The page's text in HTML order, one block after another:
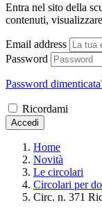
Entra nel sito della
contenuti,
Email address
Password
Password
Ricordami
Accedi
Home
Novità
Le circolari
Circolari per
Circ. n. 371